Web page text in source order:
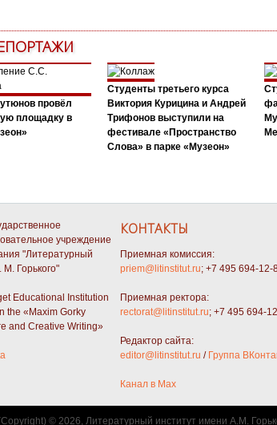
провёл
площадку в
Студенты третьего курса
Виктория Курицина и Андрей
Трифонов выступили на
фестивале «Пространство
Слова» в парке «Музеон»
учреждение
"Литературный
М. Горького"
Educational Institution
the «Maxim Gorky
and Creative Writing»
КОНТАКТЫ
Приемная комиссия:
priem@litinstitut.ru; +7 495 694-12-
Приемная ректора:
rectorat@litinstitut.ru; +7 495 694-
Редактор сайта:
editor@litinstitut.ru / Группа
Канал в Max
© 2026, Литературный институт имени А.М.